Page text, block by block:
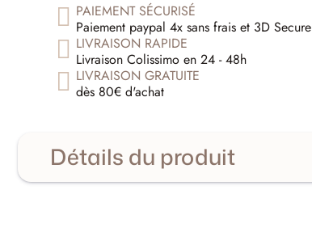
PAIEMENT SÉCURISÉ
Paiement paypal 4x sans frais et 3D Secure
LIVRAISON RAPIDE
Livraison Colissimo en 24 - 48h
LIVRAISON GRATUITE
dès 80€ d'achat
Détails du produit